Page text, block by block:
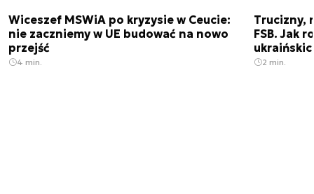
Wiceszef MSWiA po kryzysie w Ceucie:
nie zaczniemy w UE budować na nowo
przejść
4 min.
Trucizny,
FSB. Jak
2 min.